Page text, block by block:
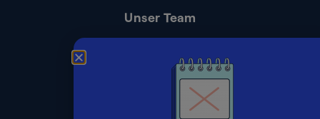
Unser Team
Presse
Impressum